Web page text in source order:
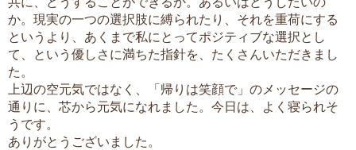
か。現実の一つの選択肢に縛られたり、それを重荷にする
というより、あくまで私にとってポジティブな選択とし
て、という優しさに満ちた指針を、たくさんいただきまし
た。
上辺の空元気ではなく、「帰りは笑顔で」のメッセージの
通りに、芯から元気になれました。今日は、よく寝られそ
うです。
ありがとうございました。